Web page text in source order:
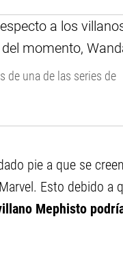
de una de las series de
pie a que se
Esto debido a
Mephisto